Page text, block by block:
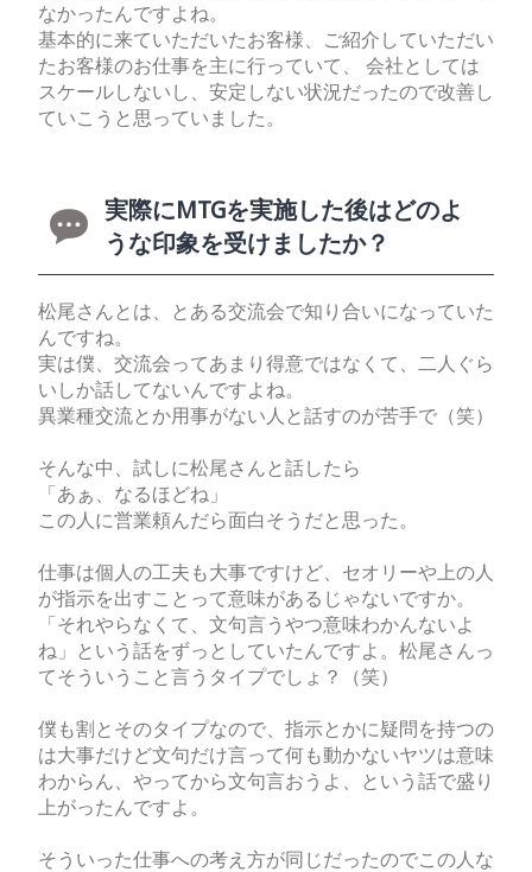
なかったんですよね。
基本的に来ていただいたお客様、ご紹介していただい
たお客様のお仕事を主に行っていて、 会社としては
スケールしないし、安定しない状況だったので改善し
ていこうと思っていました。
実際にMTGを実施した後はどのよ
うな印象を受けましたか？
松尾さんとは、とある交流会で知り合いになっていた
んですね。
実は僕、交流会ってあまり得意ではなくて、二人ぐら
いしか話してないんですよね。
異業種交流とか用事がない人と話すのが苦手で（笑）
そんな中、試しに松尾さんと話したら
「あぁ、なるほどね」
この人に営業頼んだら面白そうだと思った。
仕事は個人の工夫も大事ですけど、セオリーや上の人
が指示を出すことって意味があるじゃないですか。
「それやらなくて、文句言うやつ意味わかんないよ
ね」という話をずっとしていたんですよ。松尾さんっ
てそういうこと言うタイプでしょ？（笑）
僕も割とそのタイプなので、指示とかに疑問を持つの
は大事だけど文句だけ言って何も動かないヤツは意味
わからん、やってから文句言おうよ、という話で盛り
上がったんですよ。
そういった仕事への考え方が同じだったのでこの人な